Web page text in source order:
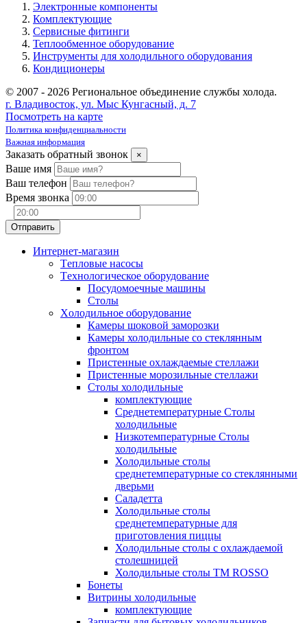
Электронные компоненты
Комплектующие
Сервисные фитинги
Теплообменное оборудование
Инструменты для холодильного оборудования
Кондиционеры
© 2007 - 2026 Региональное объединение службы холода.
г. Владивосток, ул. Мыс Кунгасный, д. 7
Посмотреть на карте
Политика конфиденциальности
Важная информация
Заказать обратный звонок ×
Ваше имя
Ваш телефон
Время звонка
Интернет-магазин
Tепловые насосы
Tехнологическое оборудование
Посудомоечные машины
Столы
Xолодильное оборудование
Камеры шоковой заморозки
Камеры холодильные со стеклянным
фронтом
Пристенные охлаждаемые стеллажи
Пристенные морозильные стеллажи
Столы холодильные
комплектующие
Среднетемпературные Столы
холодильные
Низкотемпературные Столы
холодильные
Холодильные столы
среднетемпературные со стеклянными
дверьми
Саладетта
Холодильные столы
среднетемпературные для
приготовления пиццы
Холодильные столы с охлаждаемой
столешницей
Холодильные столы ТМ ROSSO
Бонеты
Витрины холодильные
комплектующие